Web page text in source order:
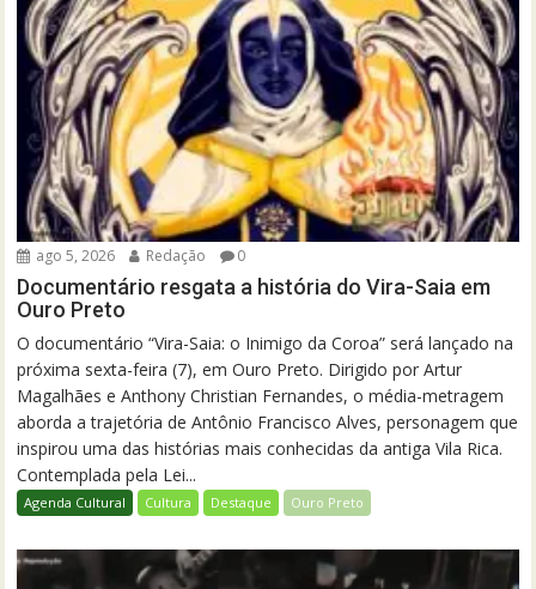
ago 5, 2026 Redação 0
Documentário resgata a história do Vira-Saia em
Ouro Preto
O documentário “Vira-Saia: o Inimigo da Coroa” será lançado na
próxima sexta-feira (7), em Ouro Preto. Dirigido por Artur
Magalhães e Anthony Christian Fernandes, o média-metragem
aborda a trajetória de Antônio Francisco Alves, personagem que
inspirou uma das histórias mais conhecidas da antiga Vila Rica.
Contemplada pela Lei...
Agenda Cultural Cultura Destaque Ouro Preto